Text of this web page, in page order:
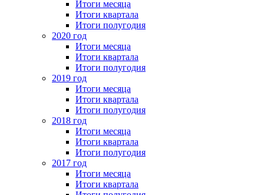
Итоги месяца
Итоги квартала
Итоги полугодия
2020 год
Итоги месяца
Итоги квартала
Итоги полугодия
2019 год
Итоги месяца
Итоги квартала
Итоги полугодия
2018 год
Итоги месяца
Итоги квартала
Итоги полугодия
2017 год
Итоги месяца
Итоги квартала